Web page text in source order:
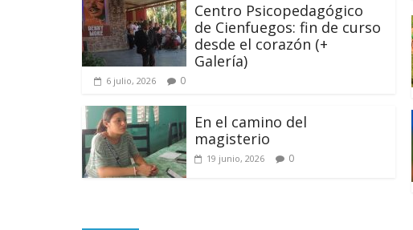
Centro Psicopedagógico
de Cienfuegos: fin de curso
desde el corazón (+
Galería)
6 julio, 2026 0
En el camino del
magisterio
19 junio, 2026 0